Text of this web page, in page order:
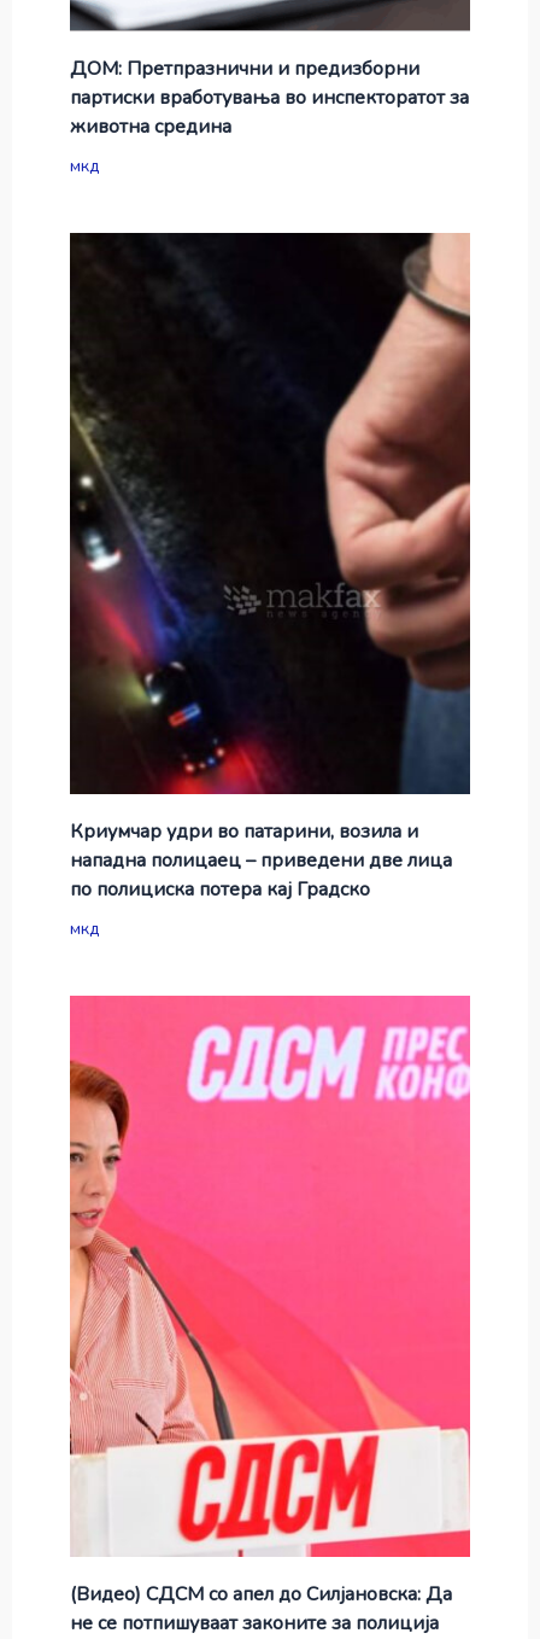
ДОМ: Претпразнични и предизборни
партиски вработувања во инспекторатот за
животна средина
мкд
Криумчар удри во патарини, возила и
нападна полицаец – приведени две лица
по полициска потера кај Градско
мкд
(Видео) СДСМ со апел до Силјановска: Да
не се потпишуваат законите за полиција